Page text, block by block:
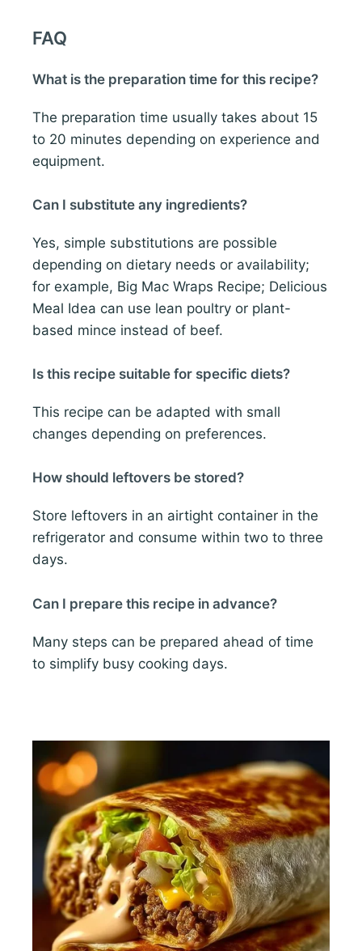
FAQ
What is the preparation time for this recipe?
The preparation time usually takes about 15
to 20 minutes depending on experience and
equipment.
Can I substitute any ingredients?
Yes, simple substitutions are possible
depending on dietary needs or availability;
for example, Big Mac Wraps Recipe; Delicious
Meal Idea can use lean poultry or plant-
based mince instead of beef.
Is this recipe suitable for specific diets?
This recipe can be adapted with small
changes depending on preferences.
How should leftovers be stored?
Store leftovers in an airtight container in the
refrigerator and consume within two to three
days.
Can I prepare this recipe in advance?
Many steps can be prepared ahead of time
to simplify busy cooking days.